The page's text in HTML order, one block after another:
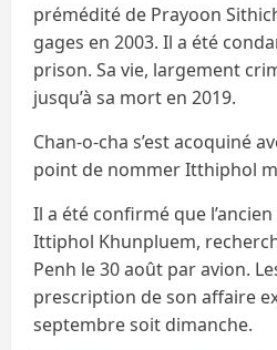
prémédité de Prayoon
gages en 2003. Il a été
prison. Sa vie, largement
jusqu’à sa mort en 2019.
Chan-o-cha s’est acoquiné
point de nommer Itthiphol
Il a été confirmé que
Ittiphol Khunpluem,
Penh le 30 août par avion.
prescription de son affaire
septembre soit dimanche.